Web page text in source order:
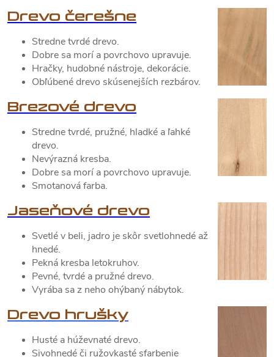
Drevo čerešne
Stredne tvrdé drevo.
Dobre sa morí a povrchovo upravuje.
Hračky, hudobné nástroje, dekorácie.
Obľúbené drevo skúsenejších rezbárov.
Brezové drevo
Stredne tvrdé, pružné, hladké a ľahké
drevo.
Nevýrazná kresba.
Dobre sa morí a povrchovo upravuje.
Smotanová farba.
Jaseňové drevo
Svetlé v beli, jadro je skôr svetlohnedé až
hnedé.
Pekná kresba letokruhov.
Pevné, tvrdé a pružné drevo.
Vyrába sa z neho ohýbaný nábytok.
Drevo hrušky
Husté a húževnaté drevo.
Sivohnedé či ružovkasté sfarbenie